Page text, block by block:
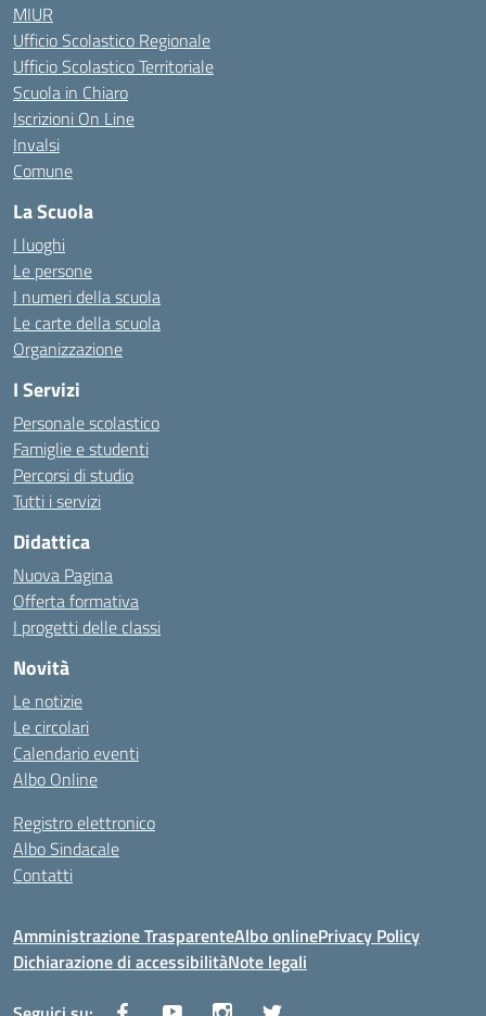
MIUR
Ufficio Scolastico Regionale
Ufficio Scolastico Territoriale
Scuola in Chiaro
Iscrizioni On Line
Invalsi
Comune
La Scuola
I luoghi
Le persone
I numeri della scuola
Le carte della scuola
Organizzazione
I Servizi
Personale scolastico
Famiglie e studenti
Percorsi di studio
Tutti i servizi
Didattica
Nuova Pagina
Offerta formativa
I progetti delle classi
Novità
Le notizie
Le circolari
Calendario eventi
Albo Online
Registro elettronico
Albo Sindacale
Contatti
Amministrazione TrasparenteAlbo onlinePrivacy Policy
Dichiarazione di accessibilitàNote legali